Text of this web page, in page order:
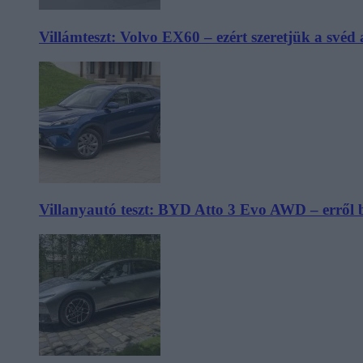
Villámteszt: Volvo EX60 – ezért szeretjük a svéd
Villanyautó teszt: BYD Atto 3 Evo AWD – erről